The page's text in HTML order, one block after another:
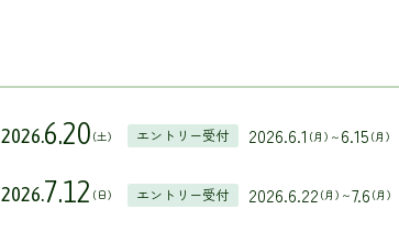
2026.6.20 （土） エントリー受付 2026.6.1 （月）～ 6.15 （月）
2026.7.12 （日） エントリー受付 2026.6.22 （月）～7.6 （月）